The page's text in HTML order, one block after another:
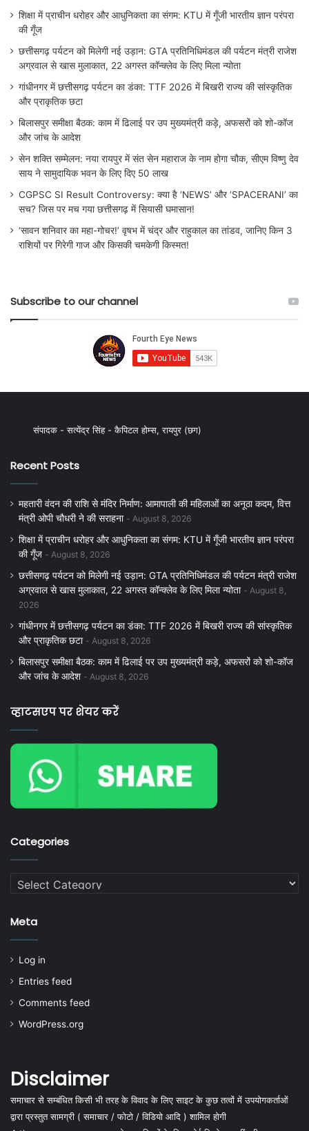
शिक्षा में प्राचीन धरोहर और आधुनिकता का संगम: KTU में गूँजी भारतीय ज्ञान परंपरा
की गूँज
छत्तीसगढ़ पर्यटन को मिलेगी नई उड़ान: GTA प्रतिनिधिमंडल की पर्यटन मंत्री राजेश
अग्रवाल से खास मुलाकात, 22 अगस्त कॉन्क्लेव के लिए मिला न्योता
गांधीनगर में छत्तीसगढ़ पर्यटन का डंका: TTF 2026 में बिखरी राज्य की सांस्कृतिक
और प्राकृतिक छटा
बिलासपुर समीक्षा बैठक: काम में ढिलाई पर उप मुख्यमंत्री कड़े, अफसरों को शो-कॉज
और जांच के आदेश
सेन शक्ति सम्मेलन: नया रायपुर में संत सेन महाराज के नाम होगा चौक, सीएम विष्णु देव
साय ने सामुदायिक भवन के लिए दिए 50 लाख
CGPSC SI Result Controversy: क्या है ‘NEWS’ और ‘SPACERANI’ का
सच? जिस पर मच गया छत्तीसगढ़ में सियासी घमासान!
‘सावन शनिवार का महा-गोचर!’ वृषभ में चंद्र और राहुकाल का तांडव, जानिए किन 3
राशियों पर गिरेगी गाज और किसकी चमकेगी किस्मत!
Subscribe to our channel
संपादक - सत्येंद्र सिंह - कैपिटल होम्स, रायपुर (छग)
Recent Posts
महतारी वंदन की राशि से मंदिर निर्माण: आमापाली की महिलाओं का अनूठा कदम, वित्त
मंत्री ओपी चौधरी ने की सराहना
August 8, 2026
शिक्षा में प्राचीन धरोहर और आधुनिकता का संगम: KTU में गूँजी भारतीय ज्ञान परंपरा
की गूँज
August 8, 2026
छत्तीसगढ़ पर्यटन को मिलेगी नई उड़ान: GTA प्रतिनिधिमंडल की पर्यटन मंत्री राजेश
अग्रवाल से खास मुलाकात, 22 अगस्त कॉन्क्लेव के लिए मिला न्योता
August 8,
2026
गांधीनगर में छत्तीसगढ़ पर्यटन का डंका: TTF 2026 में बिखरी राज्य की सांस्कृतिक
और प्राकृतिक छटा
August 8, 2026
बिलासपुर समीक्षा बैठक: काम में ढिलाई पर उप मुख्यमंत्री कड़े, अफसरों को शो-कॉज
और जांच के आदेश
August 8, 2026
व्हाटसएप पर शेयर करें
Categories
Categories
Meta
Log in
Entries feed
Comments feed
WordPress.org
Disclaimer
समाचार से सम्बंधित किसी भी तरह के विवाद के लिए साइट के कुछ तत्वों में उपयोगकर्ताओं
द्वारा प्रस्तुत सामग्री ( समाचार / फोटो / विडियो आदि ) शामिल होगी